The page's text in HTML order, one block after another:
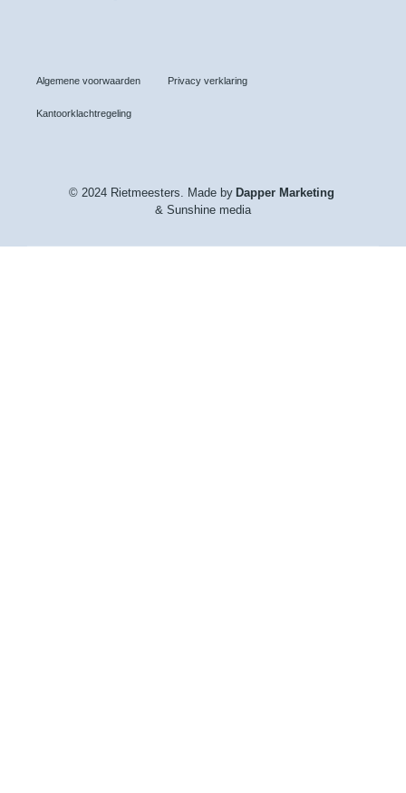
Algemene voorwaarden Privacy verklaring
Kantoorklachtregeling
© 2024 Rietmeesters. Made by Dapper Marketing
& Sunshine media